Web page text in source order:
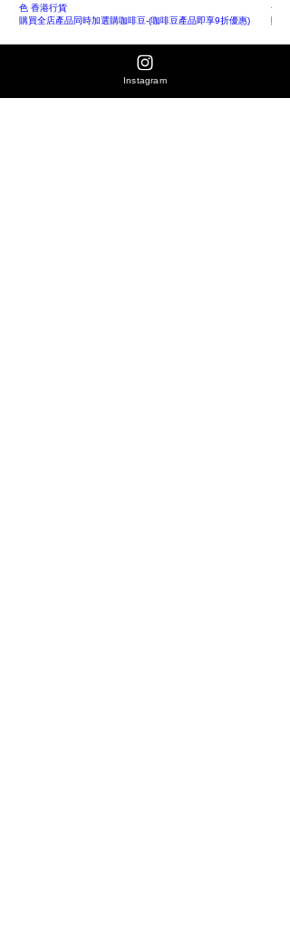
色 香港行貨
購買全店產品同時加選購咖啡豆-(咖啡豆產品即享9折優惠)
色
購
Instagram